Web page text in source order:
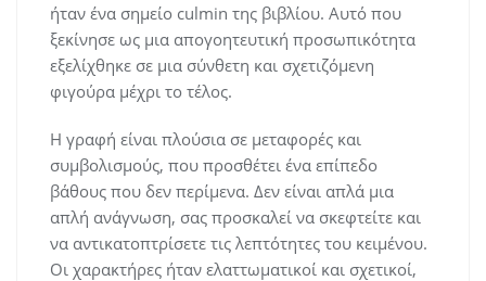
ήταν ένα σημείο culmin της βιβλίου. Αυτό που
ξεκίνησε ως μια απογοητευτική προσωπικότητα
εξελίχθηκε σε μια σύνθετη και σχετιζόμενη
φιγούρα μέχρι το τέλος.
Η γραφή είναι πλούσια σε μεταφορές και
συμβολισμούς, που προσθέτει ένα επίπεδο
βάθους που δεν περίμενα. Δεν είναι απλά μια
απλή ανάγνωση, σας προσκαλεί να σκεφτείτε και
να αντικατοπτρίσετε τις λεπτότητες του κειμένου.
Οι χαρακτήρες ήταν ελαττωματικοί και σχετικοί,